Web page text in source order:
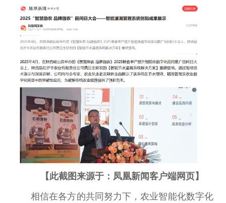
【此截图来源于：凤凰新闻客户端网页】
相信在各方的共同努力下，农业智能化数字化